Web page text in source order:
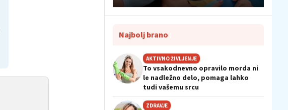
Najbolj brano
AKTIVNO ŽIVLJENJE
To vsakodnevno opravilo morda ni
le nadležno delo, pomaga lahko
tudi vašemu srcu
ZDRAVJE